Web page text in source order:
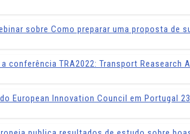
sobre Como preparar uma proposta de
conferência TRA2022: Transport Reasearch
European Innovation Council em Portugal